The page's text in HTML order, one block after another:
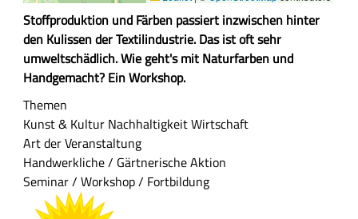
Z
u
s
a
m
m
e
n
f
a
Stoffproduktion und Färben passiert inzwischen hinter
den Kulissen der Textilindustrie. Das ist oft sehr
umweltschädlich. Wie geht's mit Naturfarben und
Handgemacht? Ein Workshop.
Themen
Kunst & Kultur NachhaltigkeitWirtschaft
Art der Veranstaltung
Handwerkliche / Gärtnerische Aktion
Seminar / Workshop / Fortbildung